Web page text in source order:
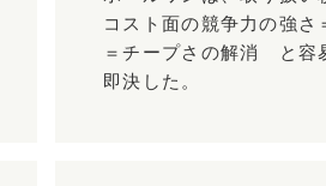
コスト面の競争力の強さ
＝チープさの解消 と容
即決した。